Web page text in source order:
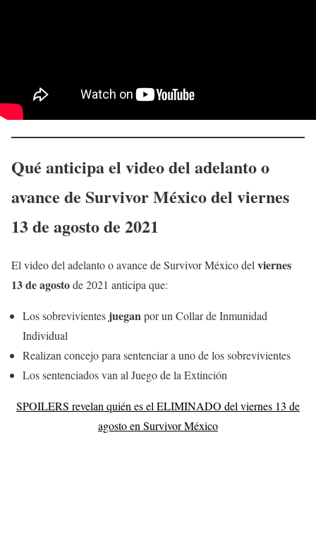
Qué anticipa el video del adelanto o
avance de Survivor México del viernes
13 de agostode 2021
El video del adelanto o avance de Survivor México del viernes
13de agostode 2021 anticipa que:
Los sobrevivientes jueganpor un Collar de Inmunidad
Individual
Realizan concejo para sentenciar a uno de los sobrevivientes
Los sentenciados van al Juego de la Extinción
SPOILERS revelan quién es el ELIMINADO del viernes 13 de
agosto en Survivor México